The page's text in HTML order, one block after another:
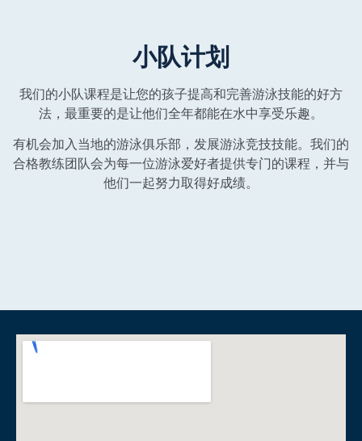
小队计划
我们的小队课程是让您的孩子提高和完善游泳技能的好方
法，最重要的是让他们全年都能在水中享受乐趣。
有机会加入当地的游泳俱乐部，发展游泳竞技技能。我们的
合格教练团队会为每一位游泳爱好者提供专门的课程，并与
他们一起努力取得好成绩。